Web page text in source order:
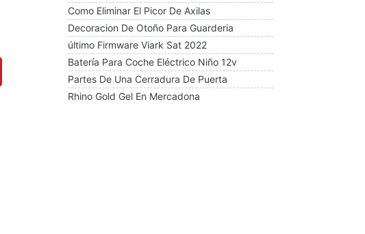
Como Eliminar El Picor De Axilas
Decoracion De Otoño Para Guarderia
último Firmware Viark Sat 2022
Batería Para Coche Eléctrico Niño 12v
Partes De Una Cerradura De Puerta
Rhino Gold Gel En Mercadona